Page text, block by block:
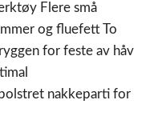
Flere små
og fluefett To
for feste av håv
nakkeparti for